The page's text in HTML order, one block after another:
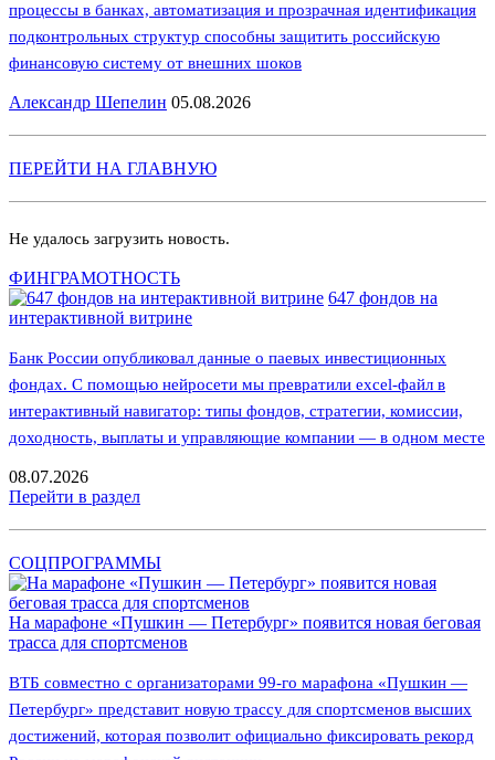
процессы в банках, автоматизация и прозрачная идентификация
подконтрольных структур способны защитить российскую
финансовую систему от внешних шоков
Александр Шепелин 05.08.2026
ПЕРЕЙТИ НА ГЛАВНУЮ
Не удалось загрузить новость.
ФИНГРАМОТНОСТЬ
647 фондов на
интерактивной витрине
Банк России опубликовал данные о паевых инвестиционных
фондах. С помощью нейросети мы превратили excel-файл в
интерактивный навигатор: типы фондов, стратегии, комиссии,
доходность, выплаты и управляющие компании — в одном месте
08.07.2026
Перейти в раздел
СОЦПРОГРАММЫ
На марафоне «Пушкин — Петербург» появится новая беговая
трасса для спортсменов
ВТБ совместно с организаторами 99-го марафона «Пушкин —
Петербург» представит новую трассу для спортсменов высших
достижений, которая позволит официально фиксировать рекорд